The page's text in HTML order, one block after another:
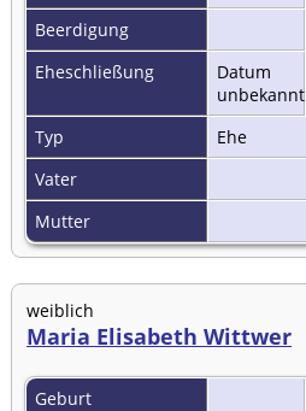
Beerdigung
Eheschließung
Datum
unbekannt
Typ
Ehe
Vater
Mutter
weiblich
Maria Elisabeth Wittwer
Geburt